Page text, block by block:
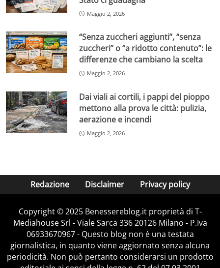
Maggio 2, 2026
“Senza zuccheri aggiunti”, “senza
zuccheri” o “a ridotto contenuto”: le
differenze che cambiano la scelta
Maggio 2, 2026
Dai viali ai cortili, i pappi del pioppo
mettono alla prova le città: pulizia,
aerazione e incendi
Maggio 2, 2026
Redazione Disclaimer Privacy policy
Copyright © 2025 Benessereblog.it proprietà di T-
Mediahouse Srl - Viale Sarca 336 20126 Milano - P.Iva
06933670967 - Questo blog non è una testata
giornalistica, in quanto viene aggiornato senza alcuna
periodicità. Non può pertanto considerarsi un prodotto